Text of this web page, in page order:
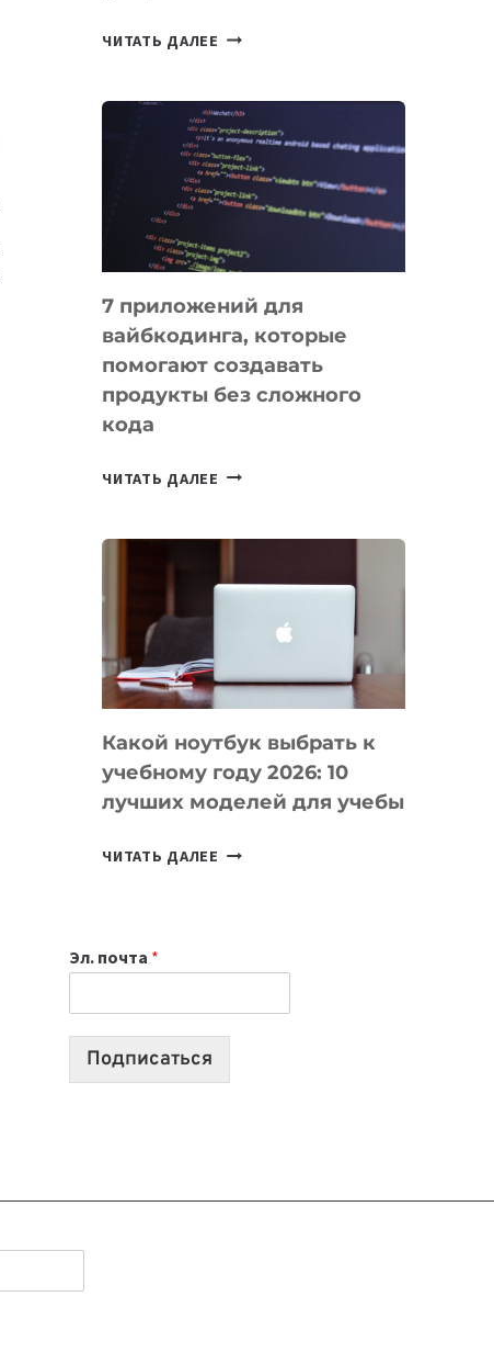
ЧИТАТЬ ДАЛЕЕ ТАСК-
ПОЛЕЗНЫХ
ИНСТРУМЕНТОВ
ДЛЯ
РАБОТЫ
7 приложений для
вайбкодинга, которые
помогают создавать
продукты без сложного
кода
ЧИТАТЬ ДАЛЕЕ
КОТОРЫЕ
СОЗДАВАТЬ
БЕЗ
КОДА
Какой ноутбук выбрать к
учебному году 2026: 10
лучших моделей для учебы
ЧИТАТЬ ДАЛЕЕ КАКОЙ
2026:
10
Эл. почта *
Подписаться